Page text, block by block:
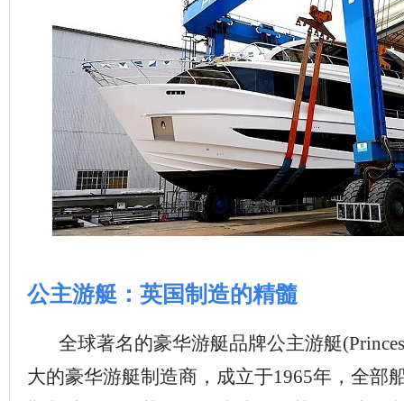
公主游艇：英国制造的精髓
全球著名的豪华游艇品牌公主游艇
大的豪华游艇制造商，成立于1965年，全部